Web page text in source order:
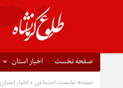
صفحه نخست اخبار استان
صفحه نخست اجتماعی » اخبار استان